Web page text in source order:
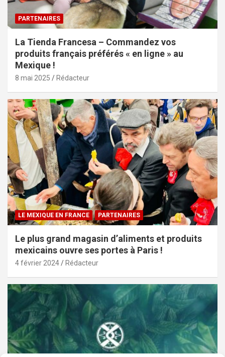
PARTENAIRES
La Tienda Francesa – Commandez vos
produits français préférés « en ligne » au
Mexique !
8 mai 2025 Rédacteur
LE MEXIQUE EN FRANCE PARTENAIRES
Le plus grand magasin d’aliments et produits
mexicains ouvre ses portes à Paris !
4 février 2024 Rédacteur